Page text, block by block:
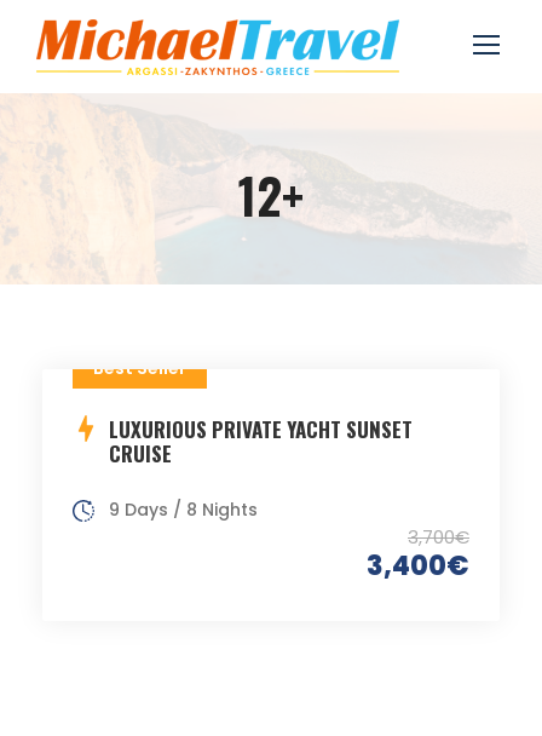
12+
Best Seller
LUXURIOUS PRIVATE YACHT SUNSET
CRUISE
3,700€
3,400€
9 Days / 8 Nights